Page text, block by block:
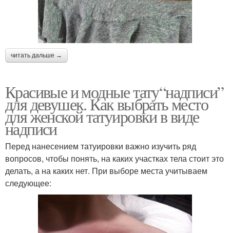
читать дальше →
Красивые и модные тату“надписи”
для девушек. Как выбрать место
для женской татуировки в виде
надписи
Перед нанесением татуировки важно изучить ряд
вопросов, чтобы понять, на каких участках тела стоит это
делать, а на каких нет. При выборе места учитываем
следующее: